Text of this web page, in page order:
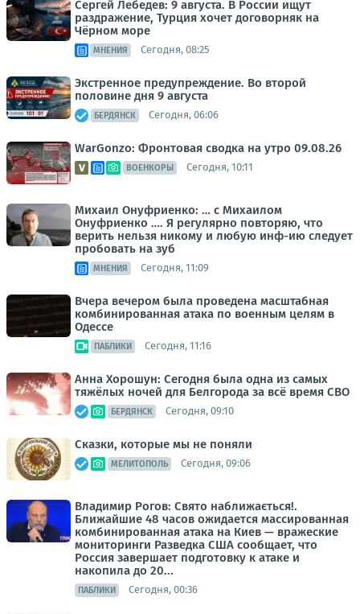
Сергей Лебедев: 9 августа. В России ищут
раздражение, Турция хочет договорняк на
Чёрном море
МНЕНИЯ Сегодня, 08:25
Экстренное предупреждение. Во второй
половине дня 9 августа
БЕРДЯНСК Сегодня, 06:06
WarGonzo: Фронтовая сводка на утро 09.08.26
ВОЕНКОРЫ Сегодня, 10:11
Михаил Онуфриенко: … с Михаилом
Онуфриенко …. Я регулярно повторяю, что
верить нельзя никому и любую инф-ию следует
пробовать на зуб
МНЕНИЯ Сегодня, 11:09
Вчера вечером была проведена масштабная
комбинированная атака по военным целям в
Одессе
ПАБЛИКИ Сегодня, 11:16
Анна Хорошун: Сегодня была одна из самых
тяжёлых ночей для Белгорода за всё время СВО
БЕРДЯНСК Сегодня, 09:10
Сказки, которые мы не поняли
МЕЛИТОПОЛЬ Сегодня, 09:06
Владимир Рогов: Свято наближається!.
Ближайшие 48 часов ожидается массированная
комбинированная атака на Киев — вражеские
мониторинги Разведка США сообщает, что
Россия завершает подготовку к атаке и
накопила до 20...
ПАБЛИКИ Сегодня, 00:36